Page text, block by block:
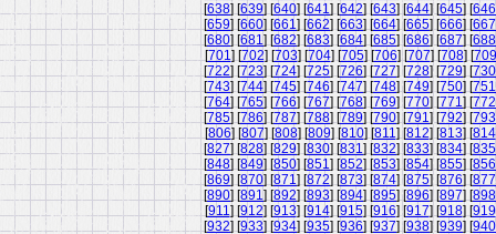
[638] [639] [640] [641] [642] [643] [644] [645] [646
[659] [660] [661] [662] [663] [664] [665] [666] [667
[680] [681] [682] [683] [684] [685] [686] [687] [688
[701] [702] [703] [704] [705] [706] [707] [708] [709
[722] [723] [724] [725] [726] [727] [728] [729] [730
[743] [744] [745] [746] [747] [748] [749] [750] [751
[764] [765] [766] [767] [768] [769] [770] [771] [772
[785] [786] [787] [788] [789] [790] [791] [792] [793
[806] [807] [808] [809] [810] [811] [812] [813] [814
[827] [828] [829] [830] [831] [832] [833] [834] [835
[848] [849] [850] [851] [852] [853] [854] [855] [856
[869] [870] [871] [872] [873] [874] [875] [876] [877
[890] [891] [892] [893] [894] [895] [896] [897] [898
[911] [912] [913] [914] [915] [916] [917] [918] [919
[932] [933] [934] [935] [936] [937] [938] [939] [940